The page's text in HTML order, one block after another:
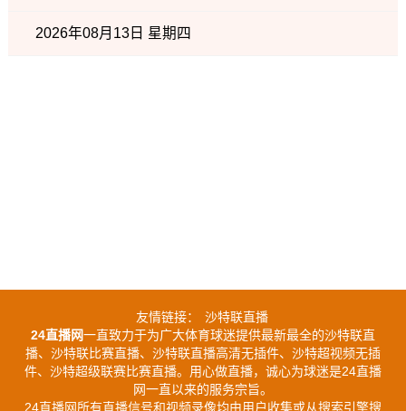
2026年08月13日 星期四
友情链接：
沙特联直播
24直播网一直致力于为广大体育球迷提供最新最全的沙特联直
播、沙特联比赛直播、沙特联直播高清无插件、沙特超视频无插
件、沙特超级联赛比赛直播。用心做直播，诚心为球迷是24直播
网一直以来的服务宗旨。
24直播网所有直播信号和视频录像均由用户收集或从搜索引擎搜